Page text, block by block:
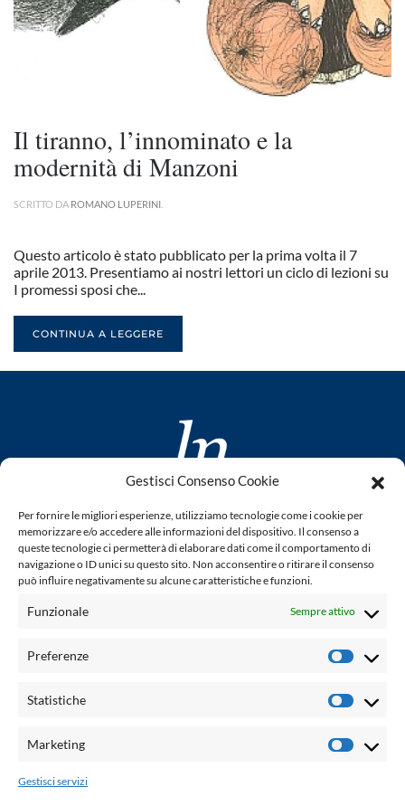
Gestisci Consenso Cookie
Per fornire le migliori esperienze, utilizziamo tecnologie come i cookie per
memorizzare e/o accedere alle informazioni del dispositivo. Il consenso a
queste tecnologie ci permetterà di elaborare dati come il comportamento di
navigazione o ID unici su questo sito. Non acconsentire o ritirare il consenso
può influire negativamente su alcune caratteristiche e funzioni.
Funzionale Sempre attivo
Preferenze
Statistiche
Marketing
Gestisci servizi
Il tiranno, l’innominato e la
modernità di Manzoni
SCRITTO DA ROMANO LUPERINI
Questo articolo è stato pubblicato per la prima volta il 7
aprile 2013. Presentiamo ai nostri lettori un ciclo di lezioni su
I promessi sposi che...
CONTINUA A LEGGERE
www.laletteraturaenoi.it
fondato da Romano Luperini
Questo blog non rappresenta una testata giornalistica in
quanto viene aggiornato senza alcuna periodicità. Non può
legge n° 62 del 7.03.2001. L'autore non è responsabile per
email: